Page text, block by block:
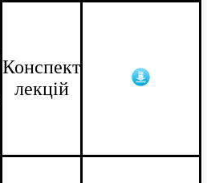
Конспект
лекцій